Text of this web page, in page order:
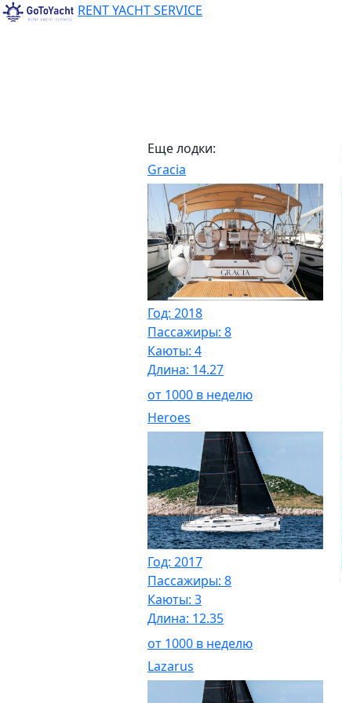
RENT YACHT SERVICE
Еще лодки:
Gracia
Год: 2018
Пассажиры: 8
Каюты: 4
Длина: 14.27
от 1000 в неделю
Heroes
Год: 2017
Пассажиры: 8
Каюты: 3
Длина: 12.35
от 1000 в неделю
Lazarus